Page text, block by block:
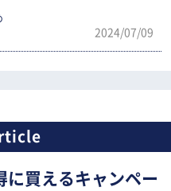
2024/07/09
に買えるキャンペー